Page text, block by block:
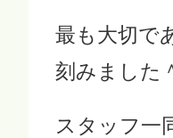
最も大切で
刻みました
スタッフ一